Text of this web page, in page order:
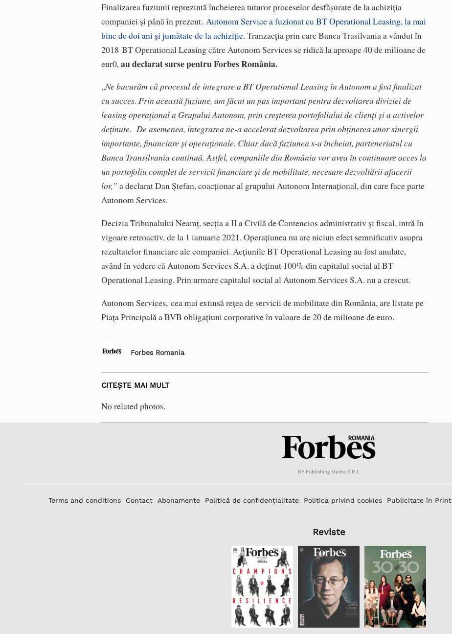
Finalizarea fuziunii reprezintă încheierea tuturor proceselor desfășurate de la achiziția
companiei și până în prezent. Autonom Service a fuzionat cu BT Operational Leasing, la mai
bine de doi ani și jumătate de la achiziție. Tranzacția prin care Banca Trasilvania a vândut în
2018 BT Operational Leasing către Autonom Services se ridică la aproape 40 de milioane de
eur0,au declarat surse pentru Forbes România.
„Ne bucurăm că procesul de integrare a BT Operational Leasing în Autonom a fost finalizat
cu succes. Prin această fuziune, am făcut un pas important pentru dezvoltarea diviziei de
leasing operațional a Grupului Autonom, prin creșterea portofoliului de clienți și a activelor
deținute. De asemenea, integrarea ne-a accelerat dezvoltarea prin obținerea unor sinergii
importante, financiare și operaționale. Chiar dacă fuziunea s-a încheiat, parteneriatul cu
Banca Transilvania continuă. Astfel, companiile din România vor avea în continuare acces la
un portofoliu complet de servicii financiare și de mobilitate, necesare dezvoltării afacerii
lor,”a declarat Dan Ștefan, coacționar al grupului Autonom Internațional, din care face parte
Autonom Services.
Decizia Tribunalului Neamț, secția a II a Civilă de Contencios administrativ și fiscal, intră în
vigoare retroactiv, de la 1 ianuarie 2021. Operațiunea nu are niciun efect semnificativ asupra
rezultatelor financiare ale companiei. Acțiunile BT Operational Leasing au fost anulate,
având în vedere că Autonom Services S.A. a deținut 100% din capitalul social al BT
Operational Leasing. Prin urmare capitalul social al Autonom Services S.A. nu a crescut.
Autonom Services,cea mai extinsă rețea de servicii de mobilitate din România, are listate pe
Piața Principală a BVB obligațiuni corporative în valoare de 20 de milioane de euro.
Forbes Romania
CITEȘTE MAI MULT
No related photos.
BP Publishing Media S.R.L
Terms and conditions Contact Abonamente Politică de confidențialitate Politica privind cookies Publicitate în Print
Reviste